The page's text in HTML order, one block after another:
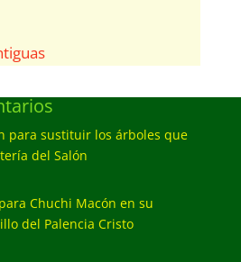
para sustituir los árboles que
del Salón
Chuchi Macón en su
del Palencia Cristo